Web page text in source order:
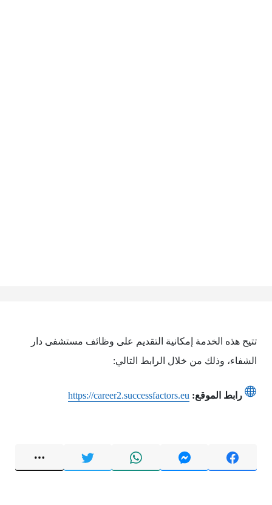
تتيح هذه الخدمة إمكانية التقديم على وظائف مستشفى دار
الشفاء، وذلك من خلال الرابط التالي:
رابط الموقع: https://career2.successfactors.eu